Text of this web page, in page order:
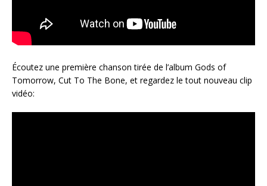
Écoutez une première chanson tirée de l’album Gods of
Tomorrow, Cut To The Bone, et regardez le tout nouveau clip
vidéo: